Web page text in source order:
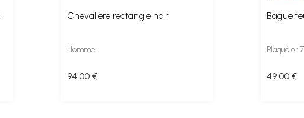
Chevalière rectangle noir
Homme
94.00 €
Bague
Plaqué or
49.00 €